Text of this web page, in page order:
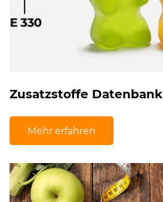
Zusatzstoffe Datenbank
Mehr erfahren